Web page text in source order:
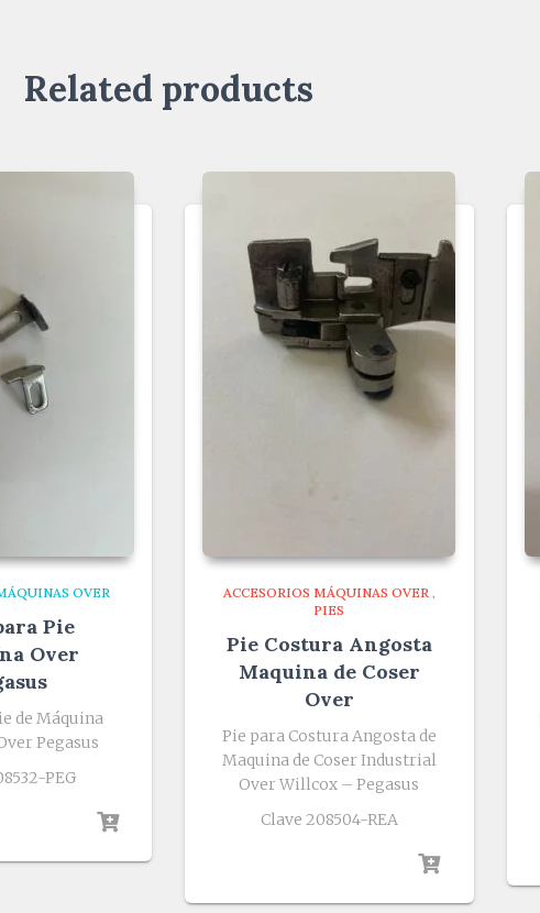
Related products
OVER
Pie
Over
de Máquina
Pegasus
PEG
ACCESORIOS MÁQUINAS OVER,
PIES
Pie Costura Angosta
Maquina de Coser
Over
Pie para Costura Angosta de
Maquina de Coser Industrial
Over Willcox – Pegasus
Clave 208504-REA